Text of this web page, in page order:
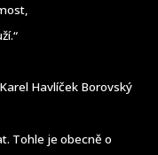
Karel Havlíček Borovský
Tohle je obecně o